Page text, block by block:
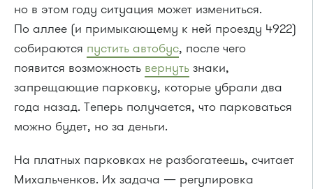
но в этом году ситуация может измениться.
По аллее (и примыкающему к ней проезду 4922)
собираются пустить автобус, после чего
появится возможность вернуть знаки,
запрещающие парковку, которые убрали два
года назад. Теперь получается, что парковаться
можно будет, но за деньги.
На платных парковках не разбогатеешь, считает
Михальченков. Их задача — регулировка